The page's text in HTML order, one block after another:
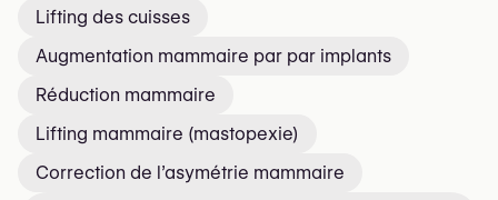
Lifting des cuisses
Augmentation mammaire par par implants
Réduction mammaire
Lifting mammaire (mastopexie)
Correction de l’asymétrie mammaire